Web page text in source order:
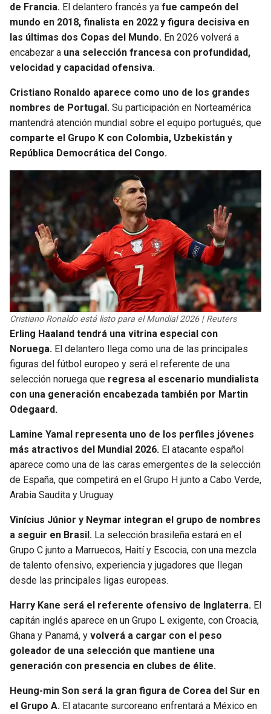
de Francia. El delantero francés ya fue campeón del
mundo en 2018, finalista en 2022 y figura decisiva en
las últimas dos Copas del Mundo. En 2026 volverá a
encabezar a una selección francesa con profundidad,
velocidad y capacidad ofensiva.
Cristiano Ronaldo aparece como uno de los grandes
nombres de Portugal. Su participación en Norteamérica
mantendrá atención mundial sobre el equipo portugués, que
comparte el Grupo K con Colombia, Uzbekistán y
República Democrática del Congo.
Cristiano Ronaldo está listo para el Mundial 2026 | Reuters
Erling Haaland tendrá una vitrina especial con
Noruega. El delantero llega como una de las principales
figuras del fútbol europeo y será el referente de una
selección noruega que regresa al escenario mundialista
con una generación encabezada también por Martin
Odegaard.
Lamine Yamal representa uno de los perfiles jóvenes
más atractivos del Mundial 2026. El atacante español
aparece como una de las caras emergentes de la selección
de España, que competirá en el Grupo H junto a Cabo Verde,
Arabia Saudita y Uruguay.
Vinícius Júnior y Neymar integran el grupo de nombres
a seguir en Brasil. La selección brasileña estará en el
Grupo C junto a Marruecos, Haití y Escocia, con una mezcla
de talento ofensivo, experiencia y jugadores que llegan
desde las principales ligas europeas.
Harry Kane será el referente ofensivo de Inglaterra. El
capitán inglés aparece en un Grupo L exigente, con Croacia,
Ghana y Panamá, y volverá a cargar con el peso
goleador de una selección que mantiene una
generación con presencia en clubes de élite.
Heung-min Son será la gran figura de Corea del Sur en
el Grupo A. El atacante surcoreano enfrentará a México en